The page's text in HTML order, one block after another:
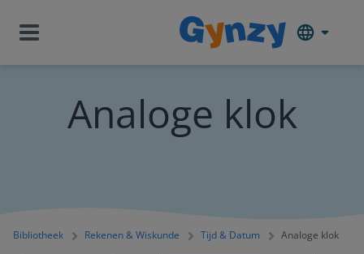
Analoge klok
Bibliotheek Rekenen & Wiskunde Tijd & Datum Analoge klok